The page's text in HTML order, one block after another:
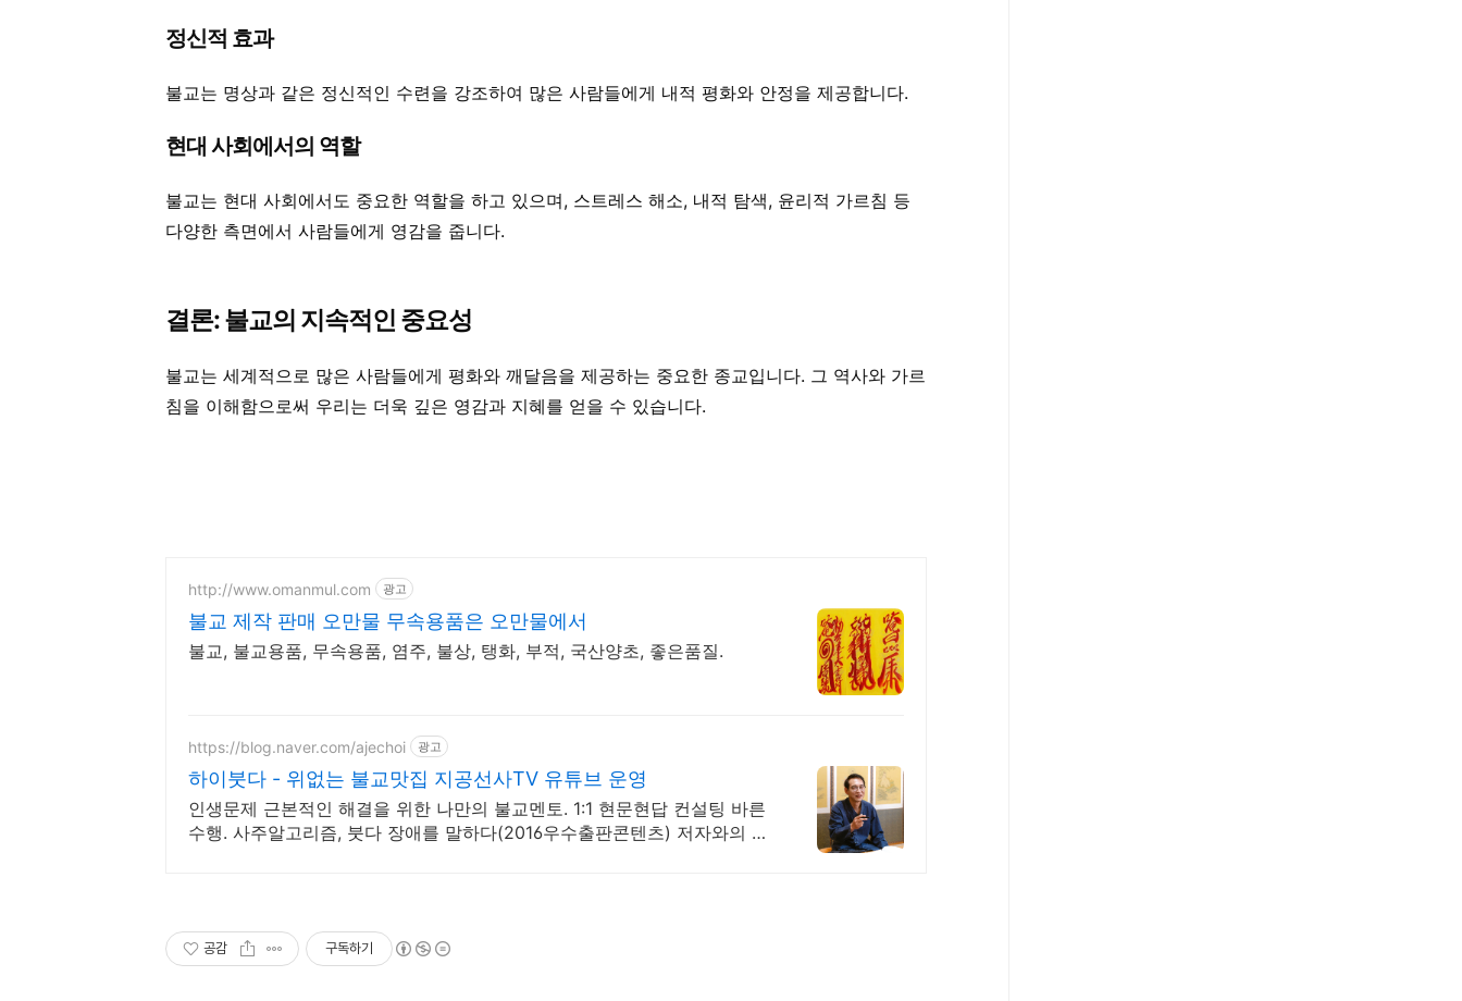
정신적 효과
불교는 명상과 같은 정신적인 수련을 강조하여 많은 사람들에게 내적 평화와 안정을 제공합니다.
현대 사회에서의 역할
불교는 현대 사회에서도 중요한 역할을 하고 있으며, 스트레스 해소, 내적 탐색, 윤리적 가르침 등
다양한 측면에서 사람들에게 영감을 줍니다.
결론: 불교의 지속적인 중요성
불교는 세계적으로 많은 사람들에게 평화와 깨달음을 제공하는 중요한 종교입니다. 그 역사와 가르
침을 이해함으로써 우리는 더욱 깊은 영감과 지혜를 얻을 수 있습니다.
http://www.omanmul.com 광고
불교 제작 판매 오만물 무속용품은 오만물에서
불교, 불교용품, 무속용품, 염주, 불상, 탱화, 부적, 국산양초, 좋은품질.
https://blog.naver.com/ajechoi 광고
하이붓다 - 위없는 불교맛집 지공선사TV 유튜브 운영
인생문제 근본적인 해결을 위한 나만의 불교멘토. 1:1 현문현답 컨설팅 바른
수행. 사주알고리즘, 붓다 장애를 말하다(2016우수출판콘텐츠) 저자와의 특
공감 구독하기